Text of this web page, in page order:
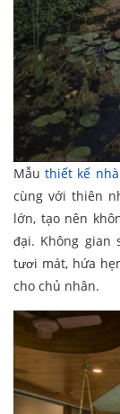
Mẫuthiết kế nhà
cùng với thiên
lớn, tạo nên
đại. Không gian
tươi mát, hứa
cho chủ nhân.